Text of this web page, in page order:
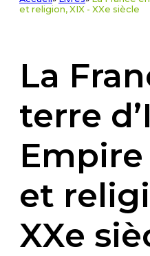
et religion, XIX - XXe siècle
La
terre
et
XXe